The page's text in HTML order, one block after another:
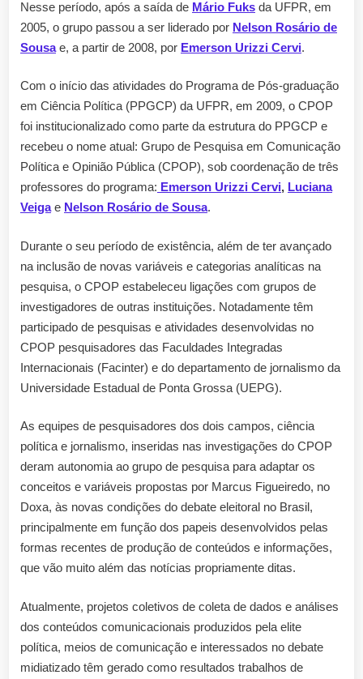
Nesse período, após a saída de Mário Fuks da UFPR, em
2005, o grupo passou a ser liderado por Nelson Rosário de
Sousae, a partir de 2008, por Emerson Urizzi Cervi.
Com o início das atividades do Programa de Pós-graduação
em Ciência Política (PPGCP) da UFPR, em 2009, o CPOP
foi institucionalizado como parte da estrutura do PPGCP e
recebeu o nome atual: Grupo de Pesquisa em Comunicação
Política e Opinião Pública (CPOP), sob coordenação de três
professores do programa: Emerson Urizzi Cervi, Luciana
Veigae Nelson Rosário de Sousa.
Durante o seu período de existência, além de ter avançado
na inclusão de novas variáveis e categorias analíticas na
pesquisa, o CPOP estabeleceu ligações com grupos de
investigadores de outras instituições. Notadamente têm
participado de pesquisas e atividades desenvolvidas no
CPOP pesquisadores das Faculdades Integradas
Internacionais (Facinter) e do departamento de jornalismo da
Universidade Estadual de Ponta Grossa (UEPG).
As equipes de pesquisadores dos dois campos, ciência
política e jornalismo, inseridas nas investigações do CPOP
deram autonomia ao grupo de pesquisa para adaptar os
conceitos e variáveis propostas por Marcus Figueiredo, no
Doxa, às novas condições do debate eleitoral no Brasil,
principalmente em função dos papeis desenvolvidos pelas
formas recentes de produção de conteúdos e informações,
que vão muito além das notícias propriamente ditas.
Atualmente, projetos coletivos de coleta de dados e análises
dos conteúdos comunicacionais produzidos pela elite
política, meios de comunicação e interessados no debate
midiatizado têm gerado como resultados trabalhos de